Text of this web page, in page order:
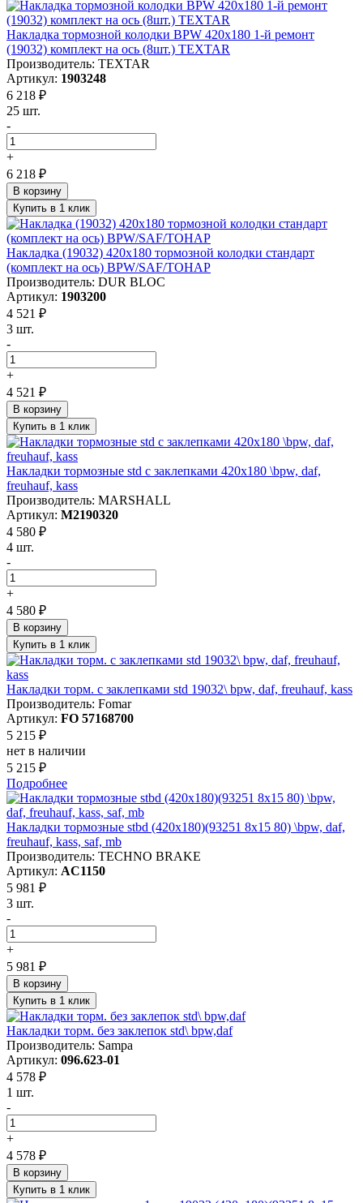
Накладка тормозной колодки BPW 420х180 1-й ремонт
(19032) комплект на ось (8шт.) TEXTAR
Производитель: TEXTAR
Артикул: 1903248
6 218 ₽
25 шт.
-
+
6 218 ₽
В корзину
Купить в 1 клик
Накладка (19032) 420х180 тормозной колодки стандарт
(комплект на ось) BPW/SAF/ТОНАР
Производитель: DUR BLOC
Артикул: 1903200
4 521 ₽
3 шт.
-
+
4 521 ₽
В корзину
Купить в 1 клик
Накладки тормозные std с заклепками 420x180 \bpw, daf,
freuhauf, kass
Производитель: MARSHALL
Артикул: M2190320
4 580 ₽
4 шт.
-
+
4 580 ₽
В корзину
Купить в 1 клик
Накладки торм. с заклепками std 19032\ bpw, daf, freuhauf, kass
Производитель: Fomar
Артикул: FO 57168700
5 215 ₽
нет в наличии
5 215 ₽
Подробнее
Накладки тормозные stbd (420x180)(93251 8x15 80) \bpw, daf,
freuhauf, kass, saf, mb
Производитель: TECHNO BRAKE
Артикул: AC1150
5 981 ₽
3 шт.
-
+
5 981 ₽
В корзину
Купить в 1 клик
Накладки торм. без заклепок std\ bpw,daf
Производитель: Sampa
Артикул: 096.623-01
4 578 ₽
1 шт.
-
+
4 578 ₽
В корзину
Купить в 1 клик